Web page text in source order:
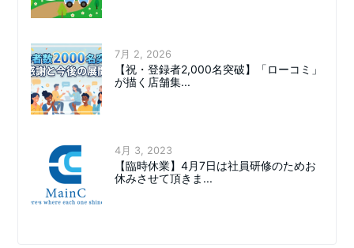
7月 2, 2026
【祝・登録者2,000名突破】「ローコミ」
が描く店舗集...
4月 3, 2023
【臨時休業】4月7日は社員研修のためお
休みさせて頂きま...